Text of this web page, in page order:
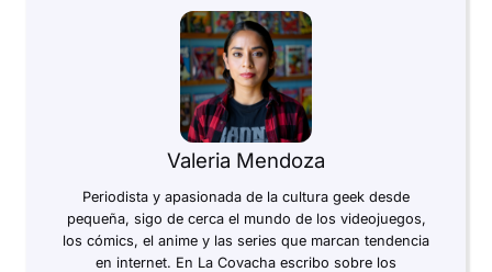
Valeria Mendoza
Periodista y apasionada de la cultura geek desde
pequeña, sigo de cerca el mundo de los videojuegos,
los cómics, el anime y las series que marcan tendencia
en internet. En La Covacha escribo sobre los